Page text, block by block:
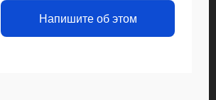
Напишите об этом